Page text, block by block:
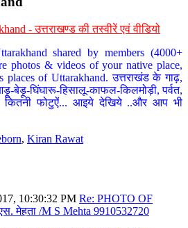
- उत्तराखण्ड की तस्वीरें एवं वीडियो
shared by members (4000+
photos & videos of your native place,
places of Uttarakhand. उत्तराखंड के गाढ़,
बेड़ू-घिंघारू-हिसालू-काफल-किलमोड़ी, पर्वत,
कितनी फोटुऐं... आइये देखिये ..और आप भी
, Kiran Rawat
10:30:32 PM Re: PHOTO OF
मेहता /M S Mehta 9910532720